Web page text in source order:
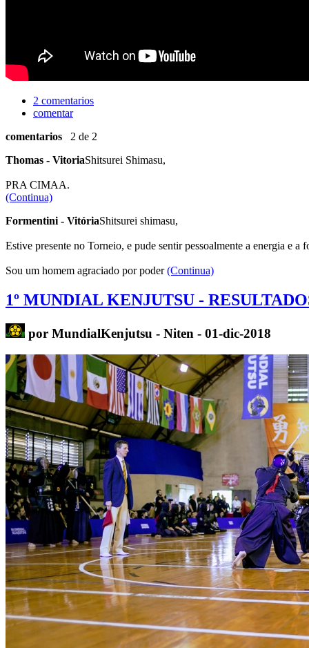
2 comentarios
comentar
comentarios 2 de 2
Thomas - VitoriaShitsurei Shimasu,
PRA CIMAA.
(Continua)
Formentini - VitóriaShitsurei shimasu,
Estive presente no Torneio, e pude sentir pessoalmente a energia e
Sou um homem agraciado por poder(Continua)
1º MUNDIAL KENJUTSU -
por MundialKenjutsu - Niten - 01-dic-2018